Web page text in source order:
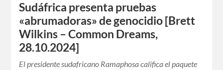
Sudáfrica presenta pruebas
«abrumadoras» de genocidio [Brett
Wilkins – Common Dreams,
28.10.2024]
El presidente sudafricano Ramaphosa califica el paquete